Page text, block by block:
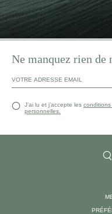
Ne manquez rien de
J’ai lu et j’accepte les conditions
personnelles.